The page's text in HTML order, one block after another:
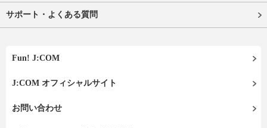
サポート・よくある質問
Fun! J:COM
J:COM オフィシャルサイト
お問い合わせ